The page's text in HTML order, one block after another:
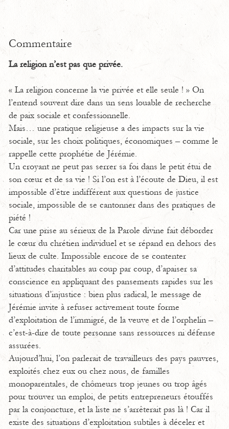
Commentaire
La religion n’est pas que privée.
« La religion concerne la vie privée et elle seule ! » On
l’entend souvent dire dans un sens louable de recherche
de paix sociale et confessionnelle.
Mais… une pratique religieuse a des impacts sur la vie
sociale, sur les choix politiques, économiques – comme le
rappelle cette prophétie de Jérémie.
Un croyant ne peut pas serrer sa foi dans le petit étui de
son cœur et de sa vie ! Si l’on est à l’écoute de Dieu, il est
impossible d’être indifférent aux questions de justice
sociale, impossible de se cantonner dans des pratiques de
piété !
Car une prise au sérieux de la Parole divine fait déborder
le cœur du chrétien individuel et se répand en dehors des
lieux de culte. Impossible encore de se contenter
d’attitudes charitables au coup par coup, d’apaiser sa
conscience en appliquant des pansements rapides sur les
situations d’injustice : bien plus radical, le message de
Jérémie invite à refuser activement toute forme
d’exploitation de l’immigré, de la veuve et de l’orphelin –
c’est-à-dire de toute personne sans ressources ni défense
assurées.
Aujourd’hui, l’on parlerait de travailleurs des pays pauvres,
exploités chez eux ou chez nous, de familles
monoparentales, de chômeurs trop jeunes ou trop âgés
pour trouver un emploi, de petits entrepreneurs étouffés
par la conjoncture, et la liste ne s’arrêterait pas là ! Car il
existe des situations d’exploitation subtiles à déceler et